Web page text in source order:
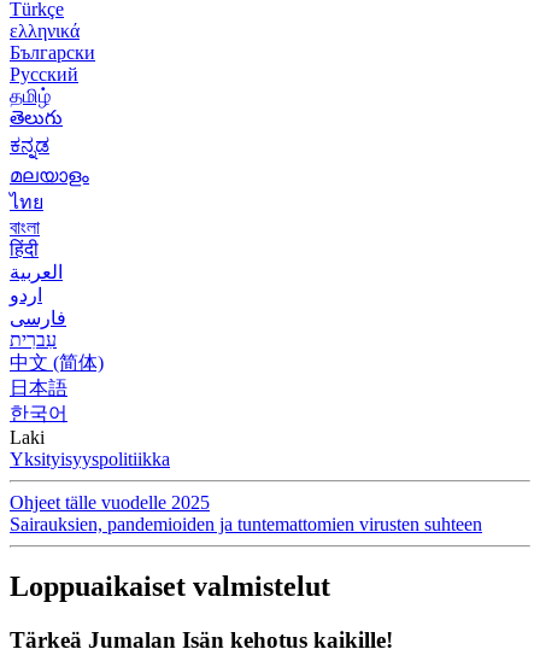
Türkçe
ελληνικά
Български
Русский
தமிழ்
తెలుగు
ಕನ್ನಡ
മലയാളം
ไทย
বাংলা
हिंदी
العربية
اردو
فارسی
עִברִית
中文 (简体)
日本語
한국어
Laki
Yksityisyyspolitiikka
Ohjeet tälle vuodelle 2025
Sairauksien, pandemioiden ja tuntemattomien virusten suhteen
Loppuaikaiset valmistelut
Tärkeä Jumalan Isän kehotus kaikille!